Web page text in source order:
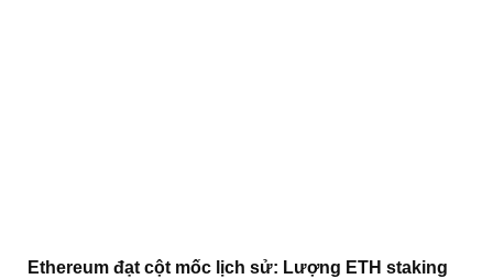
Ethereum đạt cột mốc lịch sử: Lượng ETH staking